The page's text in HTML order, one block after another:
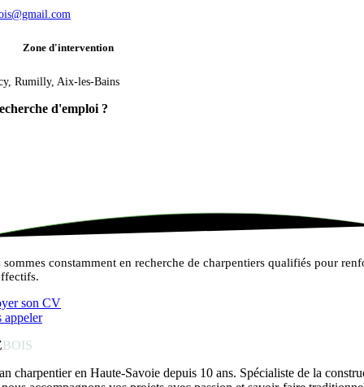
Zone d'intervention
Rumilly, Aix-les-Bains
d'emploi ?
sommes constamment en recherche de charpentiers qualifiés pour
son CV
appeler
BOIS
charpentier en Haute-Savoie depuis 10 ans. Spécialiste de la